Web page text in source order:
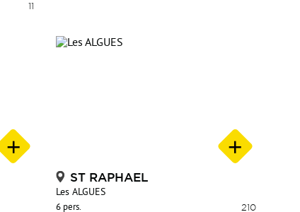
11
ST RAPHAEL
Les ALGUES
6 pers. 210